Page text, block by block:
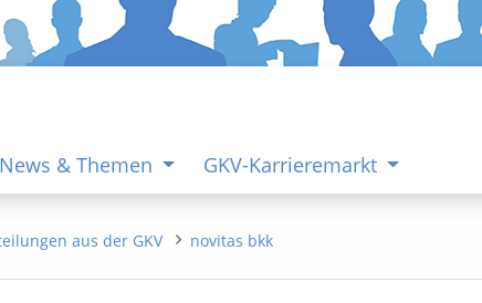
News & Themen GKV-Karrieremarkt
aus der GKV novitas bkk